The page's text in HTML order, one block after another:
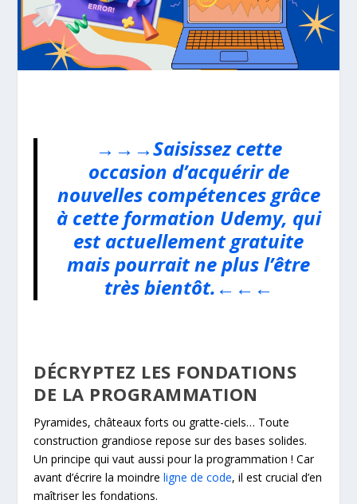
→→→Saisissez cette
occasion d’acquérir de
nouvelles compétences grâce
à cette formation Udemy, qui
est actuellement gratuite
mais pourrait ne plus l’être
très bientôt.←←←
DÉCRYPTEZ LES FONDATIONS
DE LA PROGRAMMATION
Pyramides, châteaux forts ou gratte-ciels… Toute
construction grandiose repose sur des bases solides.
Un principe qui vaut aussi pour la programmation ! Car
avant d’écrire la moindre ligne de code, il est crucial d’en
maîtriser les fondations.